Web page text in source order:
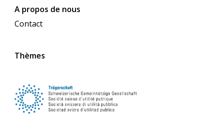
A propos de nous
Contact
Thèmes